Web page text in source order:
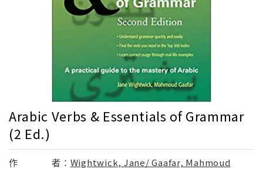
Arabic Verbs & Essentials of Grammar
(2 Ed.)
作 者： Wightwick, Jane/ Gaafar, Mahmoud